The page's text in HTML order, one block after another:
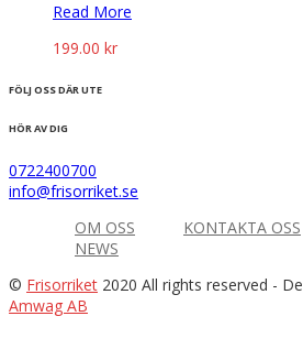
Read More
199.00 kr
FÖLJ OSS DÄR UTE
HÖR AV DIG
0722400700
info@frisorriket.se
OM OSS
KONTAKTA OSS
NEWS
© Frisorriket 2020 All rights reserved -
Amwag AB